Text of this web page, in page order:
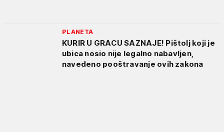
PLANETA
KURIR U GRACU SAZNAJE! Pištolj koji je
ubica nosio nije legalno nabavljen,
navedeno pooštravanje ovih zakona